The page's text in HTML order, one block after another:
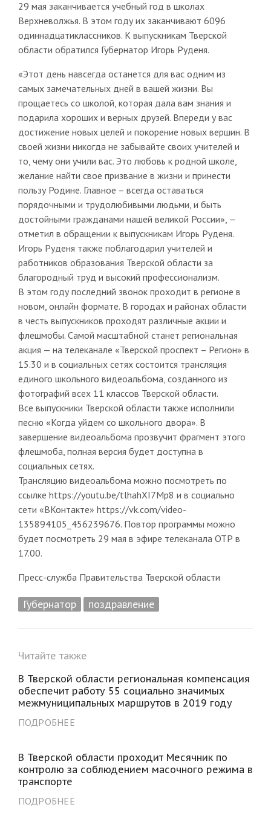
29 мая заканчивается учебный год в школах
Верхневолжья. В этом году их заканчивают 6096
одиннадцатиклассников. К выпускникам Тверской
области обратился Губернатор Игорь Руденя.
«Этот день навсегда останется для вас одним из
самых замечательных дней в вашей жизни. Вы
прощаетесь со школой, которая дала вам знания и
подарила хороших и верных друзей. Впереди у вас
достижение новых целей и покорение новых вершин. В
своей жизни никогда не забывайте своих учителей и
то, чему они учили вас. Это любовь к родной школе,
желание найти свое призвание в жизни и принести
пользу Родине. Главное – всегда оставаться
порядочными и трудолюбивыми людьми, и быть
достойными гражданами нашей великой России», —
отметил в обращении к выпускникам Игорь Руденя.
Игорь Руденя также поблагодарил учителей и
работников образования Тверской области за
благородный труд и высокий профессионализм.
В этом году последний звонок проходит в регионе в
новом, онлайн формате. В городах и районах области
в честь выпускников проходят различные акции и
флешмобы. Самой масштабной станет региональная
акция — на телеканале «Тверской проспект – Регион» в
15.30 и в социальных сетях состоится трансляция
единого школьного видеоальбома, созданного из
фотографий всех 11 классов Тверской области.
Все выпускники Тверской области также исполнили
песню «Когда уйдем со школьного двора». В
завершение видеоальбома прозвучит фрагмент этого
флешмоба, полная версия будет доступна в
социальных сетях.
Трансляцию видеоальбома можно посмотреть по
ссылке https://youtu.be/tlhahXI7Mp8 и в социально
сети «ВКонтакте» https://vk.com/video-
135894105_456239676. Повтор программы можно
будет посмотреть 29 мая в эфире телеканала ОТР в
17.00.
Пресс-служба Правительства Тверской области
Губернатор поздравление
Читайте также
В Тверской области региональная компенсация
обеспечит работу 55 социально значимых
межмуниципальных маршрутов в 2019 году
ПОДРОБНЕЕ
В Тверской области проходит Месячник по
контролю за соблюдением масочного режима в
транспорте
ПОДРОБНЕЕ